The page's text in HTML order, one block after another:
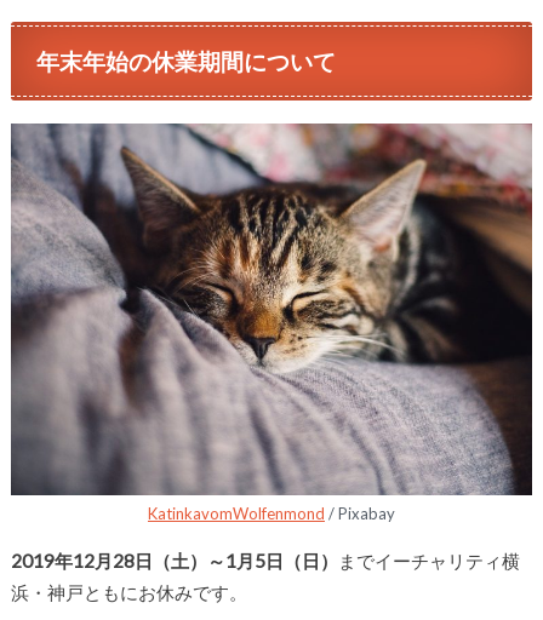
年末年始の休業期間について
KatinkavomWolfenmond / Pixabay
2019年12月28日（土）～1月5日（日）
までイーチャリティ横
浜・神戸ともにお休みです。